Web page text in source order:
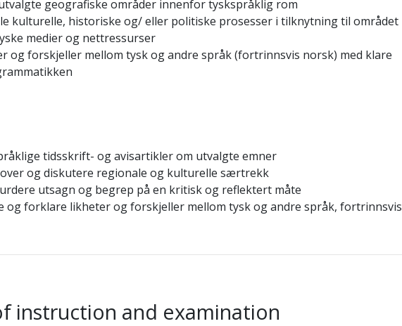
geografiske områder innenfor tyskspråklig rom
kulturelle, historiske og/ eller politiske prosesser i tilknytning til området
medier og nettressurser
og forskjeller mellom tysk og andre språk (fortrinnsvis norsk) med klare
tidsskrift- og avisartikler om utvalgte emner
og diskutere regionale og kulturelle særtrekk
utsagn og begrep på en kritisk og reflektert måte
og forklare likheter og forskjeller mellom tysk og andre språk, fortrinnsvis
instruction and examination